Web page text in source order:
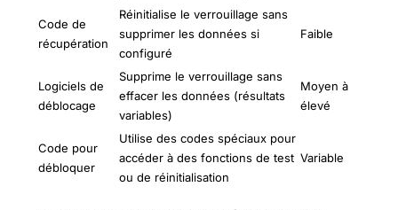
Code de
récupération
Réinitialise le verrouillage sans
supprimer les données si
configuré
Faible
Logiciels de
déblocage
Supprime le verrouillage sans
effacer les données (résultats
variables)
Moyen à
élevé
Code pour
débloquer
Utilise des codes spéciaux pour
accéder à des fonctions de test
ou de réinitialisation
Variable